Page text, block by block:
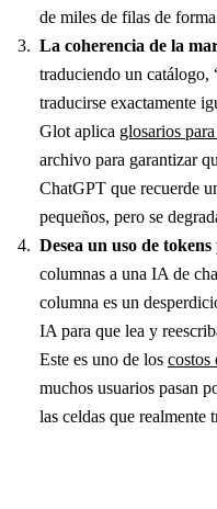
de miles de filas de
La coherencia de la
traduciendo un
traducirse exactamente
Glot aplica glosarios
archivo para garantizar
ChatGPT que recuerde
pequeños, pero se
Desea un uso de
columnas a una IA de
columna es un
IA para que lea y
Este es uno de los costos
muchos usuarios pasan
las celdas que realmente